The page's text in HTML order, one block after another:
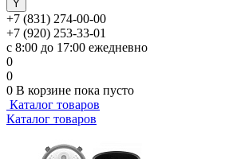
+7 (831) 274-00-00
+7 (920) 253-33-01
с 8:00 до 17:00 ежедневно
0
0
0 В корзине пока пусто
Каталог товаров
Каталог товаров